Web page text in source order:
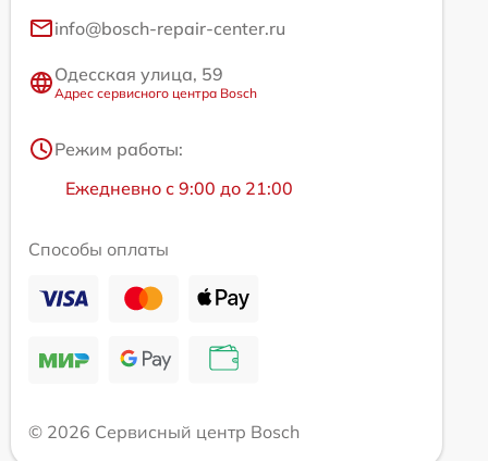
info@bosch-repair-center.ru
Одесская улица, 59
Адрес сервисного центра Bosch
Режим работы:
Ежедневно с 9:00 до 21:00
Способы оплаты
© 2026 Сервисный центр Bosch